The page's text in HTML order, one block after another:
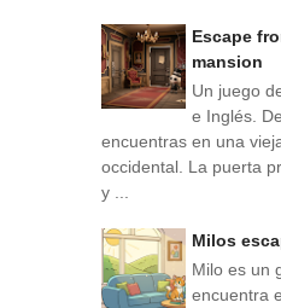
Escape
mansion
Un juego
e Inglés.
encuentras en una
occidental. La puerta
y ...
Milos
Milo es un
encuentra